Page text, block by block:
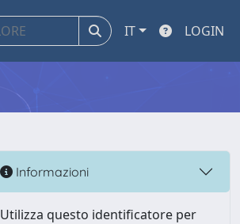
IT LOGIN
Informazioni
Utilizza questo identificatore per